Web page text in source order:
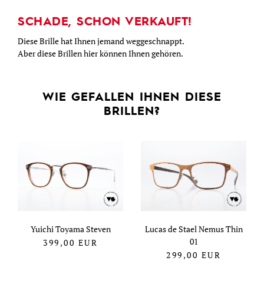
SCHADE, SCHON VERKAUFT!
Diese Brille hat Ihnen jemand weggeschnappt.
Aber diese Brillen hier können Ihnen gehören.
WIE GEFALLEN IHNEN DIESE
BRILLEN?
Yuichi Toyama Steven
399,00 EUR
Lucas de Stael Nemus Thin
01
299,00 EUR